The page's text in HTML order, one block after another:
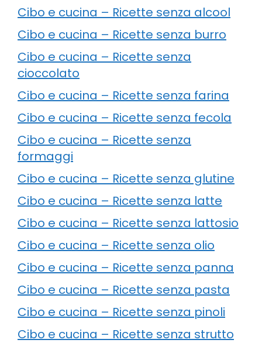
Cibo e cucina – Ricette senza alcool
Cibo e cucina – Ricette senza burro
Cibo e cucina – Ricette senza
cioccolato
Cibo e cucina – Ricette senza farina
Cibo e cucina – Ricette senza fecola
Cibo e cucina – Ricette senza
formaggi
Cibo e cucina – Ricette senza glutine
Cibo e cucina – Ricette senza latte
Cibo e cucina – Ricette senza lattosio
Cibo e cucina – Ricette senza olio
Cibo e cucina – Ricette senza panna
Cibo e cucina – Ricette senza pasta
Cibo e cucina – Ricette senza pinoli
Cibo e cucina – Ricette senza strutto